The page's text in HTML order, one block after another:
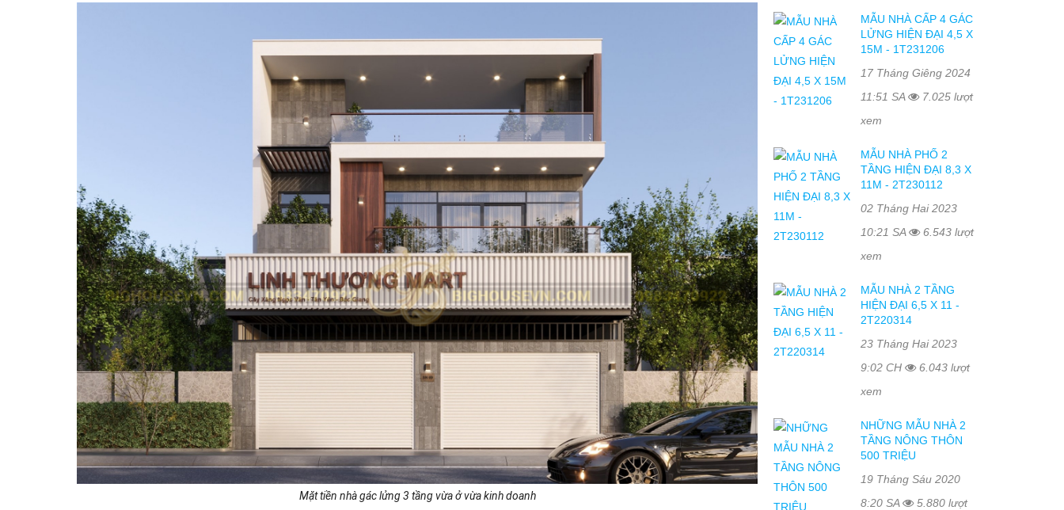
Mặt tiền nhà gác lửng 3 tầng vừa ở vừa kinh doanh
MẪU NHÀ CẤP 4 GÁC
LỬNG HIỆN ĐẠI 4,5 X
15M - 1T231206
17 Tháng Giêng 2024
11:51 SA
7.025 lượt
xem
MẪU NHÀ PHỐ 2
TẦNG HIỆN ĐẠI 8,3 X
11M - 2T230112
02 Tháng Hai 2023
10:21 SA
6.543 lượt
xem
MẪU NHÀ 2 TẦNG
HIỆN ĐẠI 6,5 X 11 -
2T220314
23 Tháng Hai 2023
9:02 CH
6.043 lượt
xem
NHỮNG MẪU NHÀ 2
TẦNG NÔNG THÔN
500 TRIỆU
19 Tháng Sáu 2020
8:20 SA
5.880 lượt